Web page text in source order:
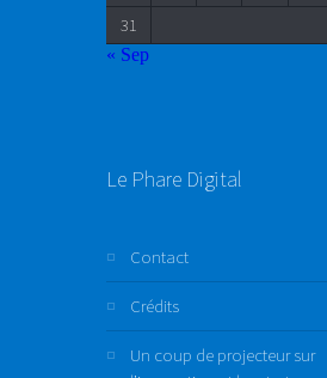
31
« Sep
Le Phare Digital
Contact
Crédits
Un coup de projecteur sur